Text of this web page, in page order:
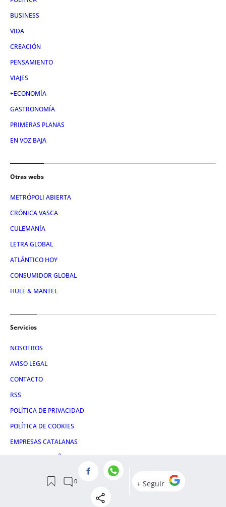
BUSINESS
VIDA
CREACIÓN
PENSAMIENTO
VIAJES
+ECONOMÍA
GASTRONOMÍA
PRIMERAS PLANAS
EN VOZ BAJA
Otras webs
METRÓPOLI ABIERTA
CRÓNICA VASCA
CULEMANÍA
LETRA GLOBAL
ATLÁNTICO HOY
CONSUMIDOR GLOBAL
HULE & MANTEL
Servicios
NOSOTROS
AVISO LEGAL
CONTACTO
RSS
POLÍTICA DE PRIVACIDAD
POLÍTICA DE COOKIES
EMPRESAS CATALANAS
CONDICIONES DE COMPRA
ADMINISTRACIÓN UTIQ